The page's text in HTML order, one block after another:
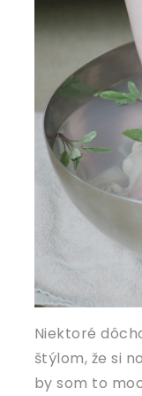
Niektoré
štýlom, že si
by som to